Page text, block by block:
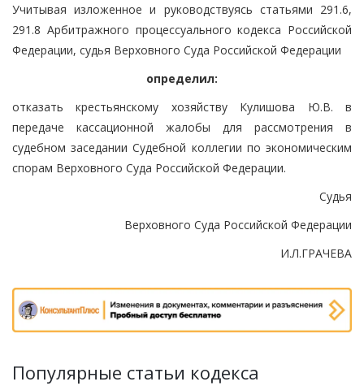
Учитывая изложенное и руководствуясь статьями 291.6,
291.8 Арбитражного процессуального кодекса Российской
Федерации, судья Верховного Суда Российской Федерации
определил:
отказать крестьянскому хозяйству Кулишова Ю.В. в
передаче кассационной жалобы для рассмотрения в
судебном заседании Судебной коллегии по экономическим
спорам Верховного Суда Российской Федерации.
Судья
Верховного Суда Российской Федерации
И.Л.ГРАЧЕВА
Популярные статьи кодекса